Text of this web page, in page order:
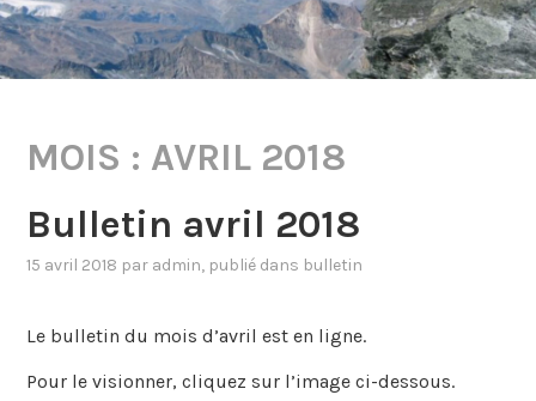
MOIS : AVRIL 2018
Bulletin avril 2018
15 avril 2018 par admin, publié dans bulletin
Le bulletin du mois d’avril est en ligne.
Pour le visionner, cliquez sur l’image ci-dessous.